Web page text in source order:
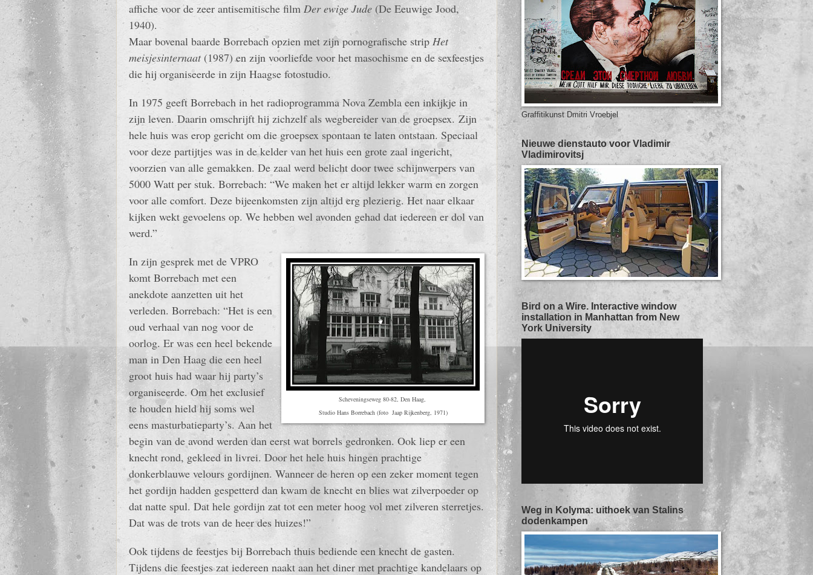
affiche voor de zeer antisemitische film Der ewige Jude (De Eeuwige Jood,
1940).
Maar bovenal baarde Borrebach opzien met zijn pornografische strip Het
meisjesinternaat(1987) en zijn voorliefde voor het masochisme en de sexfeestjes
die hij organiseerde in zijn Haagse fotostudio.
In 1975 geeft Borrebach in het radioprogramma Nova Zembla een inkijkje in
zijn leven. Daarin omschrijft hij zichzelf als wegbereider van de groepsex. Zijn
hele huis was erop gericht om die groepsex spontaan te laten ontstaan. Speciaal
voor deze partijtjes was in de kelder van het huis een grote zaal ingericht,
voorzien van alle gemakken. De zaal werd belicht door twee schijnwerpers van
5000 Watt per stuk. Borrebach: “We maken het er altijd lekker warm en zorgen
voor alle comfort. Deze bijeenkomsten zijn altijd erg plezierig. Het naar elkaar
kijken wekt gevoelens op. We hebben wel avonden gehad dat iedereen er dol van
werd.”
Scheveningseweg 80-82, Den Haag,
Studio Hans Borrebach (foto Jaap Rijkenberg, 1971)
In zijn gesprek met de VPRO
komt Borrebach met een
anekdote aanzetten uit het
verleden. Borrebach: “Het is een
oud verhaal van nog voor de
oorlog. Er was een heel bekende
man in Den Haag die een heel
groot huis had waar hij party’s
organiseerde. Om het exclusief
te houden hield hij soms wel
eens masturbatieparty’s. Aan het
begin van de avond werden dan eerst wat borrels gedronken. Ook liep er een
knecht rond, gekleed in livrei. Door het hele huis hingen prachtige
donkerblauwe velours gordijnen. Wanneer de heren op een zeker moment tegen
het gordijn hadden gespetterd dan kwam de knecht en blies wat zilverpoeder op
dat natte spul. Dat hele gordijn zat tot een meter hoog vol met zilveren sterretjes.
Dat was de trots van de heer des huizes!”
Ook tijdens de feestjes bij Borrebach thuis bediende een knecht de gasten.
Tijdens die feestjes zat iedereen naakt aan het diner met prachtige kandelaars op
Graffitikunst Dmitri Vroebjel
Nieuwe dienstauto voor Vladimir
Vladimirovitsj
Bird on a Wire. Interactive window
installation in Manhattan from New
York University
Weg in Kolyma: uithoek van Stalins
dodenkampen